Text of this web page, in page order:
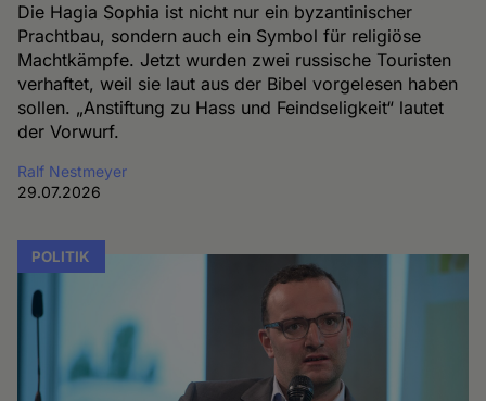
Die Hagia Sophia ist nicht nur ein byzantinischer
Prachtbau, sondern auch ein Symbol für religiöse
Machtkämpfe. Jetzt wurden zwei russische Touristen
verhaftet, weil sie laut aus der Bibel vorgelesen haben
sollen. „Anstiftung zu Hass und Feindseligkeit“ lautet
der Vorwurf.
Ralf Nestmeyer
29.07.2026
POLITIK